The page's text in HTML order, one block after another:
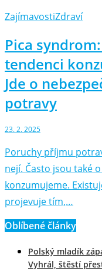
ZajímavostiZdraví
Pica
tendenci
Jde o
potravy
23. 2. 2025
Poruchy příjmu
nejí. Často jsou také
konzumujeme.
projevuje tím,…
Oblíbené články
Polský mladík
Vyhrál, štěstí